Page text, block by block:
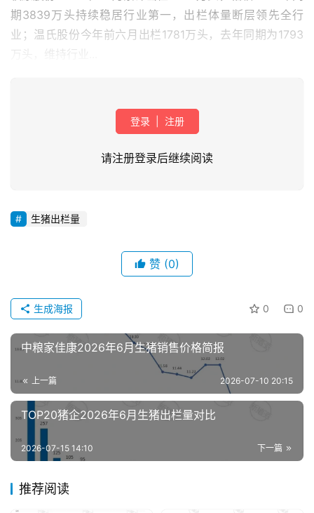
首
讯
新
闻
分
析
报
告
数
据
期3839万头持续稳居行业第一，出栏体量断层领先全行
业；温氏股份今年前六月出栏1781万头，去年同期为1793
万头，维持行业...
登录 注册
请注册登录后继续阅读
生猪出栏量
赞 (0)
0 0
生成海报
中粮家佳康2026年6月生猪销售价格简报
上一篇 2026-07-10 20:15
TOP20猪企2026年6月生猪出栏量对比
下一篇
2026-07-15 14:10
推荐阅读